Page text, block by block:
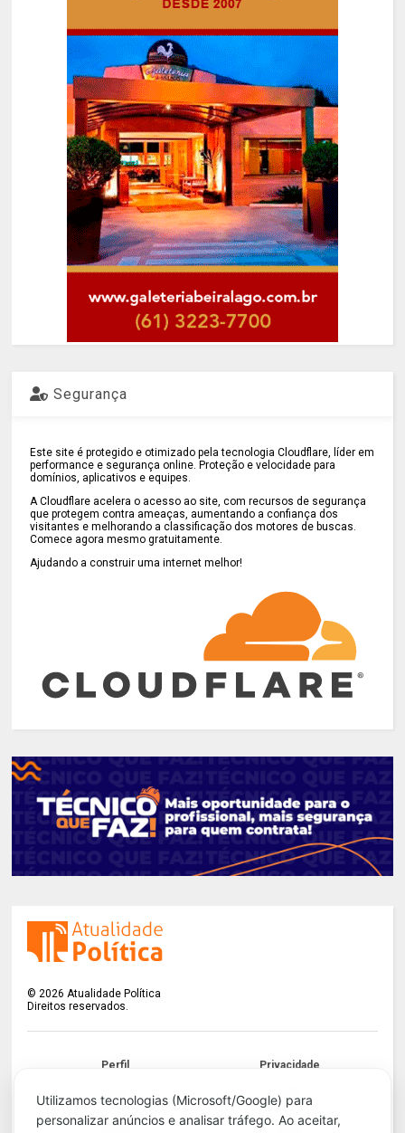
Utilizamos tecnologias (Microsoft/Google) para
personalizar anúncios e analisar tráfego. Ao aceitar,
Segurança
Este site é protegido e otimizado pela tecnologia Cloudflare, líder em
performance e segurança online. Proteção e velocidade para
domínios, aplicativos e equipes.
A Cloudflare acelera o acesso ao site, com recursos de segurança
que protegem contra ameaças, aumentando a confiança dos
visitantes e melhorando a classificação dos motores de buscas.
Comece agora mesmo gratuitamente.
Ajudando a construir uma internet melhor!
©2026 Atualidade Política
Direitos reservados.
Perfil Privacidade
Termos LGPD
Contato Apoie!